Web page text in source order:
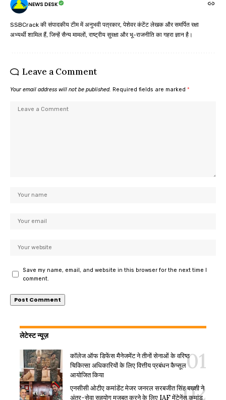
NEWS DESK
SSBCrack की संपादकीय टीम में अनुभवी पत्रकार, पेशेवर कंटेंट लेखक और समर्पित रक्षा
अभ्यर्थी शामिल हैं, जिन्हें सैन्य मामलों, राष्ट्रीय सुरक्षा और भू-राजनीति का गहरा ज्ञान है।
Leave a Comment
Your email address will not be published. Required fields are marked *
Save my name, email, and website in this browser for the next time I
comment.
लेटेस्ट न्यूज़
कॉलेज ऑफ डिफेंस मैनेजमेंट ने तीनों सेनाओं के वरिष्ठ
चिकित्सा अधिकारियों के लिए वित्तीय प्रबंधन कैप्सूल
आयोजित किया
एनसीसी ओटीए कमांडेंट मेजर जनरल सरबजीत सिंह बख्शी ने
अंतर-सेवा सहयोग मजबूत करने के लिए IAF मेंटेनेंस कमांड